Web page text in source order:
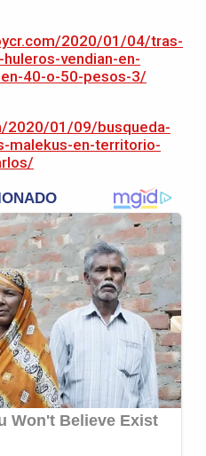
2020/01/04/tras-
vendian-en-
40-o-50-pesos-3/
2020/01/09/busqueda-
malekus-en-territorio-